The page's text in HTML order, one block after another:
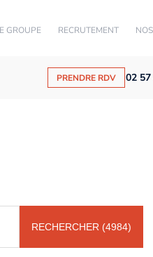
GROUPE RECRUTEMENT
PRENDRE RDV 02
RECHERCHER (4984)